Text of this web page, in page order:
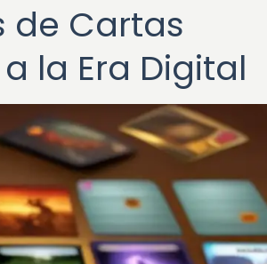
de Cartas
la Era Digital